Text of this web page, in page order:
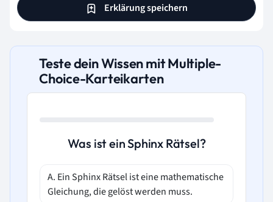
Erklärung speichern
Teste dein Wissen mit Multiple-
Choice-Karteikarten
Was ist ein Sphinx Rätsel?
A. Ein Sphinx Rätsel ist eine mathematische
Gleichung, die gelöst werden muss.